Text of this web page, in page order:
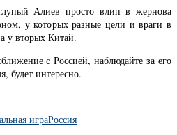
Алиев просто влип в жернова
у которых разные цели и враги в
у вторых Китай.
с Россией, наблюдайте за его
будет интересно.
играРоссия